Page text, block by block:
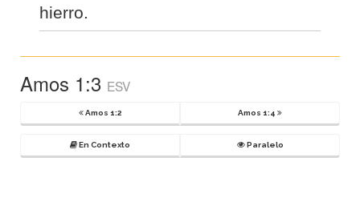
hierro.
Amos 1:3 ESV
Amos 1:2 Amos 1:4
En Contexto Paralelo